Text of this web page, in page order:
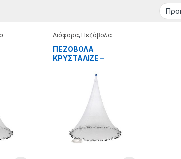
Διάφορα,Πεζόβολα
ΠΕΖΟΒΟΛΑ
KPYΣTAΛIZE –